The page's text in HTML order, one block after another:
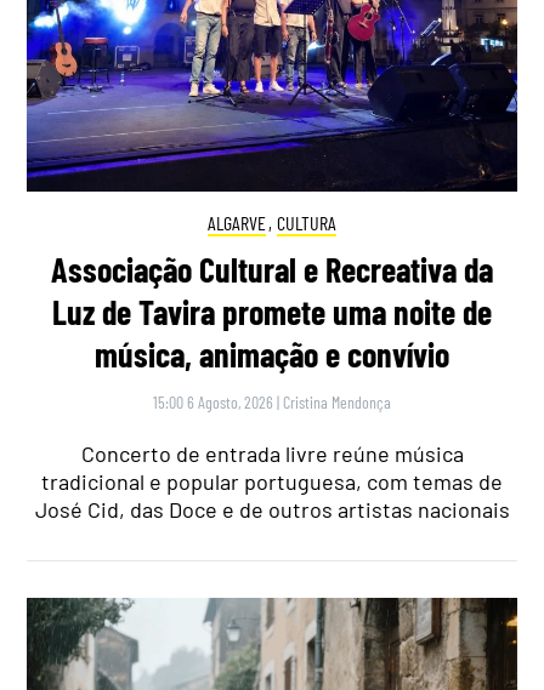
ALGARVE, CULTURA
Associação Cultural e Recreativa da
Luz de Tavira promete uma noite de
música, animação e convívio
15:00 6 Agosto, 2026 | Cristina Mendonça
Concerto de entrada livre reúne música
tradicional e popular portuguesa, com temas de
José Cid, das Doce e de outros artistas nacionais